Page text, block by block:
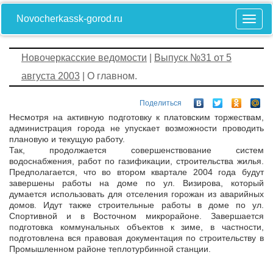
Novocherkassk-gorod.ru
Новочеркасские ведомости
Выпуск №31 от 5
августа 2003 | О главном.
Поделиться
Несмотря на активную подготовку к платовским торжествам,
администрация города не упускает возможности проводить
плановую и текущую работу.
Так, продолжается совершенствование систем
водоснабжения, работ по газификации, строительства жилья.
Предполагается, что во втором квартале 2004 года будут
завершены работы на доме по ул. Визирова, который
думается использовать для отселения горожан из аварийных
домов. Идут также строительные работы в доме по ул.
Спортивной и в Восточном микрорайоне. Завершается
подготовка коммунальных объектов к зиме, в частности,
подготовлена вся правовая документация по строительству в
Промышленном районе теплотурбинной станции.